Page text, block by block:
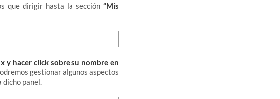
que dirigir hasta la sección “Mis
y hacer click sobre su nombre en
gestionar algunos aspectos
dicho panel.